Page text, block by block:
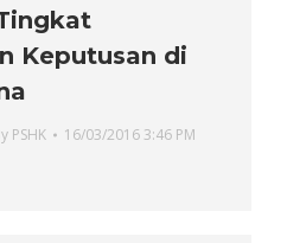
Keputusan di
PSHK
16/03/2016 3:46 PM